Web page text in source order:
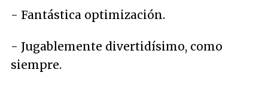
- Fantástica optimización.
- Jugablemente divertidísimo, como
siempre.